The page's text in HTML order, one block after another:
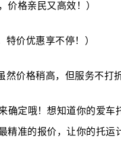
价格亲民又高效！）
价优惠享不停！）
价格稍高，但服务不打折
确定哦！想知道你的爱
精准的报价，让你的托运